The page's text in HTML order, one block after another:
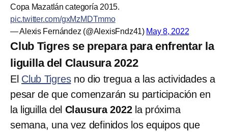
Copa Mazatlán categoría 2015.
pic.twitter.com/gxMzMDTmmo
— Alexis Fernández (@AlexisFndz41) May 8, 2022
Club Tigres se prepara para enfrentar la
liguilla del Clausura 2022
El Club Tigresno dio tregua a las actividades a
pesar de que comenzarán su participación en
la liguilla del Clausura 2022la próxima
semana, una vez definidos los equipos que